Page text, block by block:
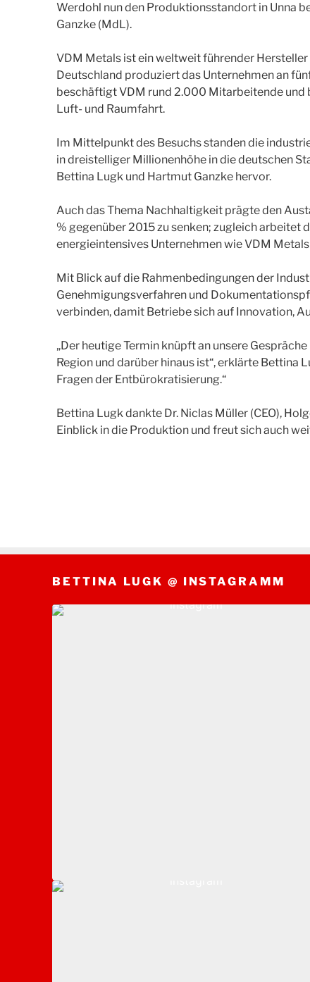
Werdohl nun den Produktionsstandort in Unna
Ganzke (MdL).
VDM Metals ist ein weltweit führender
Deutschland produziert das Unternehmen an
beschäftigt VDM rund 2.000 Mitarbeitende und
Luft- und Raumfahrt.
Im Mittelpunkt des Besuchs standen die
in dreistelliger Millionenhöhe in die deutschen
Bettina Lugk und Hartmut Ganzke hervor.
Auch das Thema Nachhaltigkeit prägte den
% gegenüber 2015 zu senken; zugleich arbeitet
energieintensives Unternehmen wie VDM
Mit Blick auf die Rahmenbedingungen der
Genehmigungsverfahren und
verbinden, damit Betriebe sich auf Innovation,
„Der heutige Termin knüpft an unsere
Region und darüber hinaus ist“, erklärte Bettina
Fragen der Entbürokratisierung.“
Bettina Lugk dankte Dr. Niclas Müller (CEO),
Einblick in die Produktion und freut sich auch
BETTINA LUGK @ INSTAGRAMM